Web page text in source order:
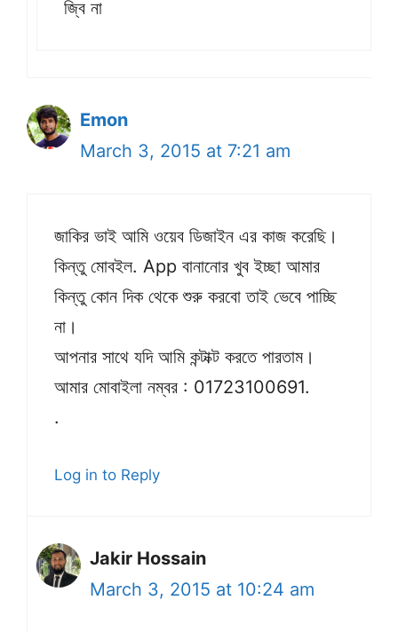
জ্বি না
Emon
March 3, 2015 at 7:21 am
জাকির ভাই আমি ওয়েব ডিজাইন এর কাজ করেছি।
কিন্তু মোবইল. App বানানোর খুব ইচ্ছা আমার
কিন্তু কোন দিক থেকে শুরু করবো তাই ভেবে পাচ্ছি
না।
আপনার সাথে যদি আমি কন্টাক্ট করতে পারতাম।
আমার মোবাইলা নম্বর : 01723100691.
.
Log in to Reply
Jakir Hossain
March 3, 2015 at 10:24 am